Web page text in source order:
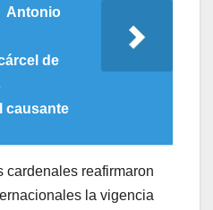
Antonio
de
causante
cardenales reafirmaron
la vigencia